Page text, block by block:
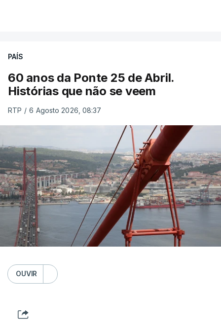
PAÍS
60 anos da Ponte 25 de Abril.
Histórias que não se veem
RTP / 6 Agosto 2026, 08:37
OUVIR